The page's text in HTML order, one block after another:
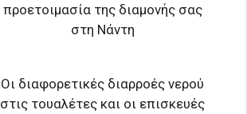
προετοιμασία της διαμονής σας
στη Νάντη
Οι διαφορετικές διαρροές νερού
στις τουαλέτες και οι επισκευές